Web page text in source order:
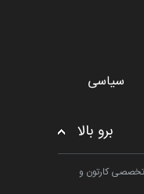
سیاسی
برو بالا
کارتون و